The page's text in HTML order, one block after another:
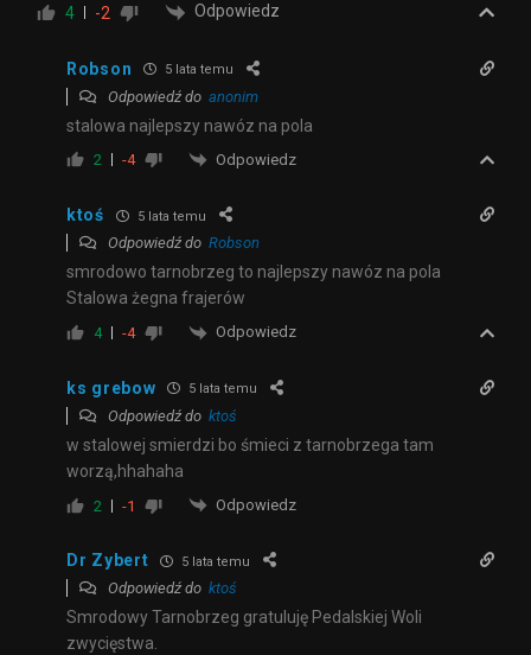
4 -2 Odpowiedz
Robson 5 lata temu
Odpowiedź do anonim
stalowa najlepszy nawóz na pola
2 -4 Odpowiedz
ktoś 5 lata temu
Odpowiedź do Robson
smrodowo tarnobrzeg to najlepszy nawóz na pola
Stalowa żegna frajerów
4 -4 Odpowiedz
ks grebow 5 lata temu
Odpowiedź do ktoś
w stalowej smierdzi bo śmieci z tarnobrzega tam
worzą,hhahaha
2 -1 Odpowiedz
Dr Zybert 5 lata temu
Odpowiedź do ktoś
Smrodowy Tarnobrzeg gratuluję Pedalskiej Woli
zwycięstwa.